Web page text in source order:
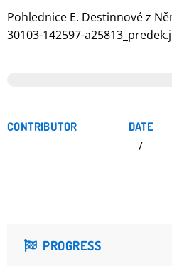
Pohlednice E. Destinnové z
30103-142597-
CONTRIBUTOR DATE
/
PROGRESS